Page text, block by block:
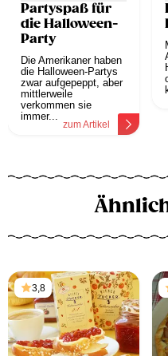
Partyspaß für
die Halloween-
Party
Die Amerikaner haben
die Halloween-Partys
zwar aufgepeppt, aber
mittlerweile
verkommen sie
immer...
zum Artikel
3,8